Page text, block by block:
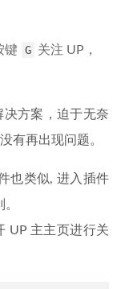
键 G 关注 UP，
方案，迫于无奈
有再出现问题。
也类似, 进入插件
UP 主主页进行关